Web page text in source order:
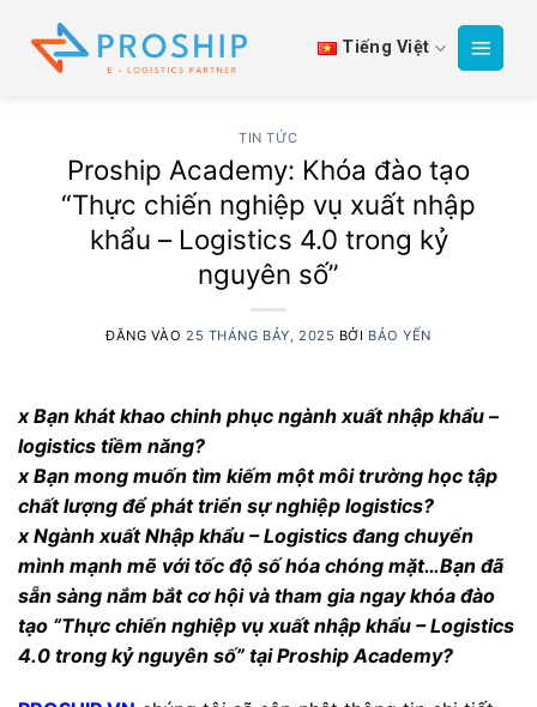
qua
Tiếng Việt
TIN TỨC
Proship Academy: Khóa đào tạo
“Thực chiến nghiệp vụ xuất nhập
khẩu – Logistics 4.0 trong kỷ
nguyên số”
ĐĂNG VÀO 25 THÁNG BẢY, 2025 BỞI BẢO YẾN
x Bạn khát khao chinh phục ngành xuất nhập khẩu –
logistics tiềm năng?
x Bạn mong muốn tìm kiếm một môi trường học tập
chất lượng để phát triển sự nghiệp logistics?
x Ngành xuất Nhập khẩu – Logistics đang chuyển
mình mạnh mẽ với tốc độ số hóa chóng mặt…Bạn đã
sẵn sàng nắm bắt cơ hội và tham gia ngay khóa đào
tạo “Thực chiến nghiệp vụ xuất nhập khẩu – Logistics
4.0 trong kỷ nguyên số” tại Proship Academy?